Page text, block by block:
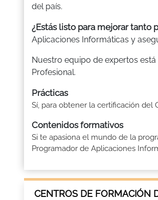
del país.
¿Estás listo para mejorar
Aplicaciones Informáticas y
Nuestro equipo de expertos
Profesional.
Prácticas
Sí, para obtener la certificación del
Contenidos formativos
Si te apasiona el mundo de la
Programador de Aplicaciones
CENTROS DE FORMACIÓN